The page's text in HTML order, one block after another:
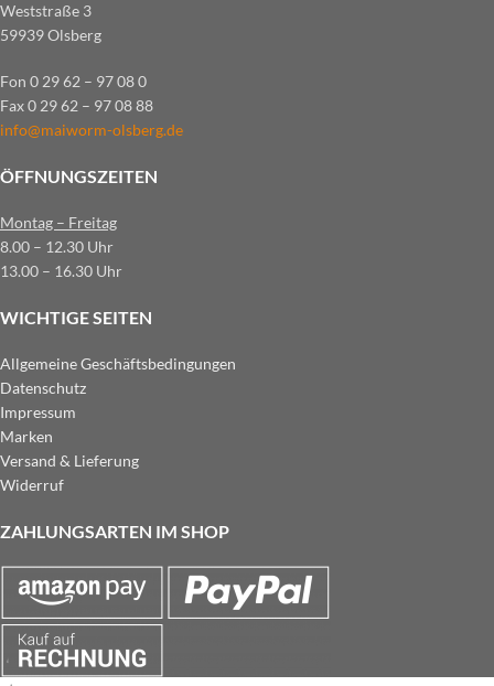
Weststraße 3
59939 Olsberg
Fon 0 29 62 – 97 08 0
Fax 0 29 62 – 97 08 88
info@maiworm-olsberg.de
ÖFFNUNGSZEITEN
Montag – Freitag
8.00 – 12.30 Uhr
13.00 – 16.30 Uhr
WICHTIGE SEITEN
Allgemeine Geschäftsbedingungen
Datenschutz
Impressum
Marken
Versand & Lieferung
Widerruf
ZAHLUNGSARTEN IM SHOP